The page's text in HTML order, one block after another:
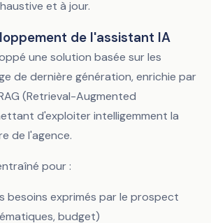
et à jour.
de l'assistant IA
une solution basée sur les
de dernière génération, enrichie par
(Retrieval-Augmented
d'exploiter intelligemment la
de l'agence.
pour :
besoins exprimés par le prospect
budget)